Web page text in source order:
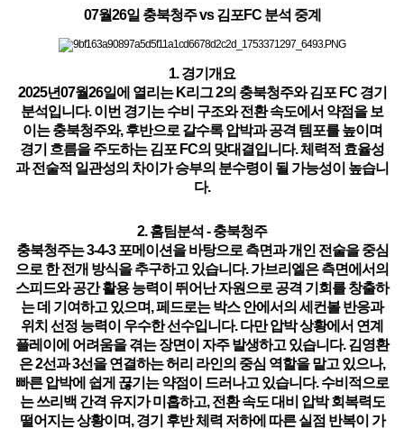
07월26일 충북청주 vs 김포FC 분석 중계
1. 경기개요
2025년07월26일에 열리는 K리그 2의 충북청주와 김포 FC 경기
분석입니다. 이번 경기는 수비 구조와 전환 속도에서 약점을 보
이는 충북청주와, 후반으로 갈수록 압박과 공격 템포를 높이며
경기 흐름을 주도하는 김포 FC의 맞대결입니다. 체력적 효율성
과 전술적 일관성의 차이가 승부의 분수령이 될 가능성이 높습니
다.
2. 홈팀분석 - 충북청주
충북청주는3-4-3 포메이션을 바탕으로 측면과 개인 전술을 중심
으로 한 전개 방식을 추구하고 있습니다. 가브리엘은측면에서의
스피드와 공간 활용 능력이 뛰어난 자원으로 공격 기회를 창출하
는 데 기여하고 있으며, 페드로는박스 안에서의 세컨볼 반응과
위치 선정 능력이 우수한 선수입니다. 다만 압박 상황에서 연계
플레이에 어려움을 겪는 장면이 자주 발생하고 있습니다. 김영환
은 2선과 3선을 연결하는허리 라인의 중심 역할을 맡고 있으나,
빠른 압박에 쉽게 끊기는 약점이 드러나고 있습니다. 수비적으로
는쓰리백 간격 유지가 미흡하고, 전환 속도 대비 압박 회복력도
떨어지는 상황이며,경기 후반 체력 저하에 따른 실점 반복이 가